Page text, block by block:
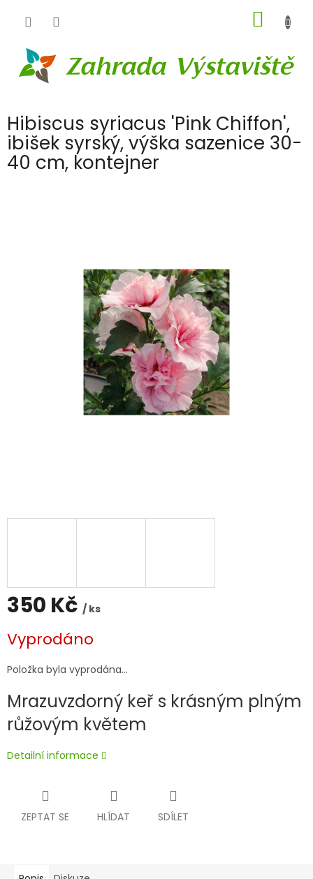
KOŠÍK
Hibiscus syriacus 'Pink Chiffon',
ibišek syrský, výška sazenice 30-
40 cm, kontejner
350 Kč / ks
cena:
Vyprodáno
Položka byla vyprodána…
Mrazuvzdorný keř s krásným plným
růžovým květem
Detailní informace
ZEPTAT SE HLÍDAT SDÍLET